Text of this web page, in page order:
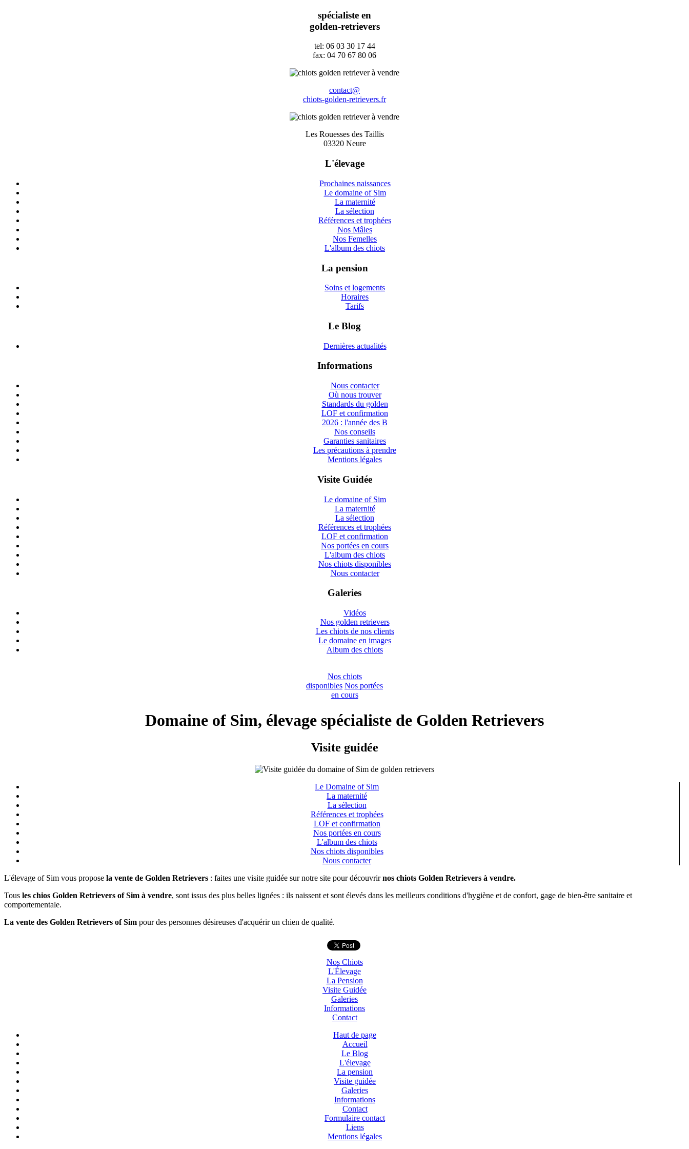
spécialiste en
golden-retrievers
tel: 06 03 30 17 44
fax: 04 70 67 80 06
contact@
chiots-golden-retrievers.fr
Les Rouesses des Taillis
03320 Neure
L'élevage
Prochaines naissances
Le domaine of Sim
La maternité
La sélection
Références et trophées
Nos Mâles
Nos Femelles
L'album des chiots
La pension
Soins et logements
Horaires
Tarifs
Le Blog
Dernières actualités
Informations
Nous contacter
Où nous trouver
Standards du golden
LOF et confirmation
2026 : l'année des B
Nos conseils
Garanties sanitaires
Les précautions à prendre
Mentions légales
Visite Guidée
Le domaine of Sim
La maternité
La sélection
Références et trophées
LOF et confirmation
Nos portées en cours
L'album des chiots
Nos chiots disponibles
Nous contacter
Galeries
Vidéos
Nos golden retrievers
Les chiots de nos clients
Le domaine en images
Album des chiots
Nos chiots
disponibles Nos portées
en cours
Domaine of Sim, élevage spécialiste de Golden Retrievers
Visite guidée
Le Domaine of Sim
La maternité
La sélection
Références et trophées
LOF et confirmation
Nos portées en cours
L'album des chiots
Nos chiots disponibles
Nous contacter
L'élevage of Sim vous propose la vente de Golden Retrievers : faites une visite guidée sur notre site pour découvrirnos chiots Golden Retrievers à vendre.
Tous les chios Golden Retrievers of Sim à vendre, sont issus des plus belles lignées : ils naissent et sont élevés dans les meilleurs conditions d'hygiène et de confort, gage de bien-être sanitaire et
comportementale.
La vente des Golden Retrievers of Sim pour des personnes désireuses d'acquérir un chien de qualité.
Nos Chiots
L'Élevage
La Pension
Visite Guidée
Galeries
Informations
Contact
Haut de page
Accueil
Le Blog
L'élevage
La pension
Visite guidée
Galeries
Informations
Contact
Formulaire contact
Liens
Mentions légales